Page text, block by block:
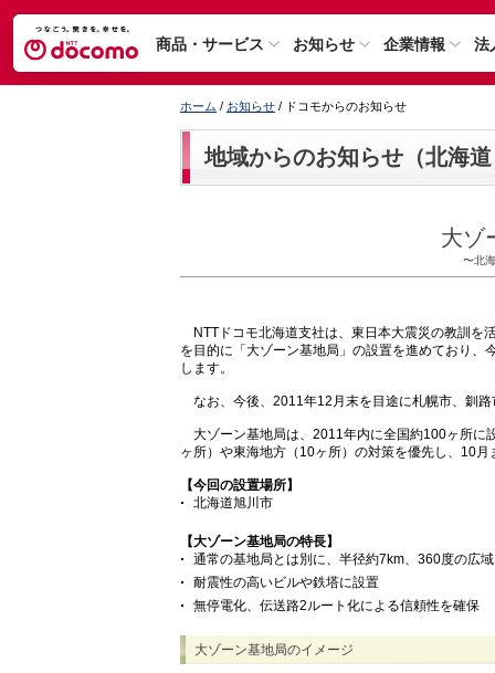
商品・サービス お知らせ 企業情報 法
ホーム / お知らせ / ドコモからのお知らせ
地域からのお知らせ（北海
大ゾ
〜北
NTTドコモ北海道支社は、東日本大震災の教訓を
を目的に「大ゾーン基地局」の設置を進めており
します。
なお、今後、2011年12月末を目途に札幌市、釧
大ゾーン基地局は、2011年内に全国約100ヶ所に
ヶ所）や東海地方（10ヶ所）の対策を優先し、10
【今回の設置場所】
北海道旭川市
【大ゾーン基地局の特長】
通常の基地局とは別に、半径約7km、360度の広
耐震性の高いビルや鉄塔に設置
無停電化、伝送路2ルート化による信頼性を確保
大ゾーン基地局のイメージ